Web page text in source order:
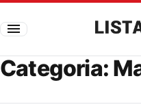
Categoria: